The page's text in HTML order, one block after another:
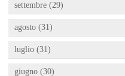
settembre (29)
agosto (31)
luglio (31)
giugno (30)